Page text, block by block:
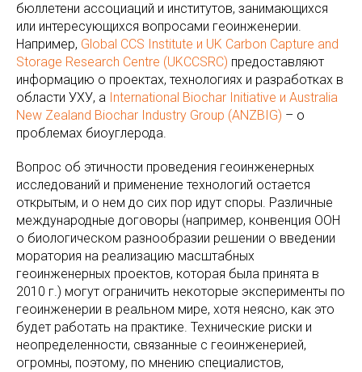
бюллетени ассоциаций и институтов, занимающихся
или интересующихся вопросами геоинженерии.
Например, Global CCS Institute и UK Carbon Capture and
Storage Research Centre (UKCCSRC) предоставляют
информацию о проектах, технологиях и разработках в
области УХУ, а International Biochar Initiative и Australia
New Zealand Biochar Industry Group (ANZBIG) – о
проблемах биоуглерода.
Вопрос об этичности проведения геоинженерных
исследований и применение технологий остается
открытым, и о нем до сих пор идут споры. Различные
международные договоры (например, конвенция ООН
о биологическом разнообразии решении о введении
моратория на реализацию масштабных
геоинженерных проектов, которая была принята в
2010 г.) могут ограничить некоторые эксперименты по
геоинженерии в реальном мире, хотя неясно, как это
будет работать на практике. Технические риски и
неопределенности, связанные с геоинженерией,
огромны, поэтому, по мнению специалистов,